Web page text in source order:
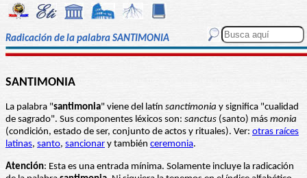
Radicación de la palabra SANTIMONIA
SANTIMONIA
La palabra "santimonia" viene del latín sanctimonia y significa "cualidad
de sagrado". Sus componentes léxicos son: sanctus (santo) más monia
(condición, estado de ser, conjunto de actos y rituales). Ver: otras raíces
latinas, santo, sancionar y también ceremonia.
Atención: Esta es una entrada mínima. Solamente incluye la radicación